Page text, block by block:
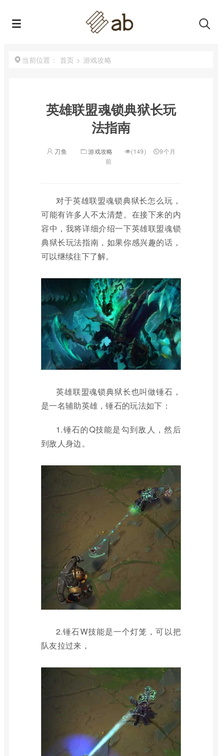
当前位置： 首页 > 游戏攻略
英雄联盟魂锁典狱长玩
法指南
刀鱼 游戏攻略 (149)
9个月
前
对于英雄联盟魂锁典狱长怎么玩，
可能有许多人不太清楚。在接下来的内
容中，我将详细介绍一下英雄联盟魂锁
典狱长玩法指南，如果你感兴趣的话，
可以继续往下了解。
英雄联盟魂锁典狱长也叫做锤石，
是一名辅助英雄，锤石的玩法如下：
1.锤石的Q技能是勾到敌人，然后
到敌人身边。
2.锤石W技能是一个灯笼，可以把
队友拉过来，